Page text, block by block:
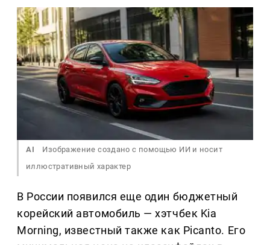
AI
Изображение создано с помощью ИИ и носит
иллюстративный характер
В России появился еще один бюджетный
корейский автомобиль — хэтчбек Kia
Morning, известный также как Picanto. Его